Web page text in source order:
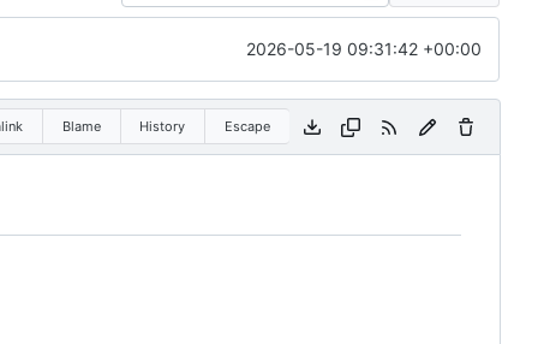
2026-05-19 09:31:42 +00:00
Blame History Escape